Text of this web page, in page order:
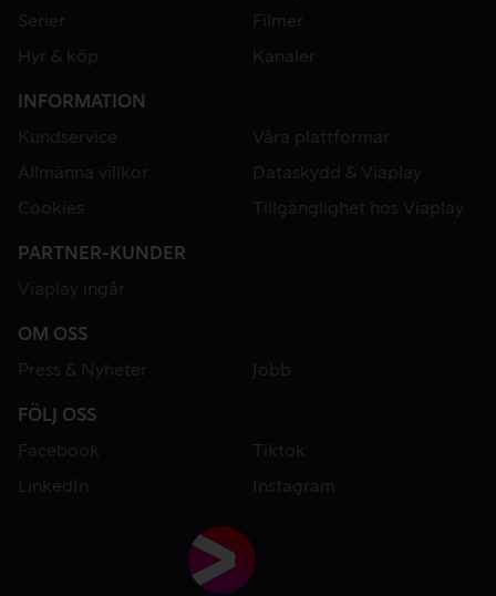
Serier
Filmer
Hyr & köp
Kanaler
INFORMATION
Kundservice
Våra plattformar
Allmänna villkor
Dataskydd & Viaplay
Cookies
Tillgänglighet hos Viaplay
PARTNER-KUNDER
Viaplay ingår
OM OSS
Press & Nyheter
Jobb
FÖLJ OSS
Facebook
Tiktok
LinkedIn
Instagram